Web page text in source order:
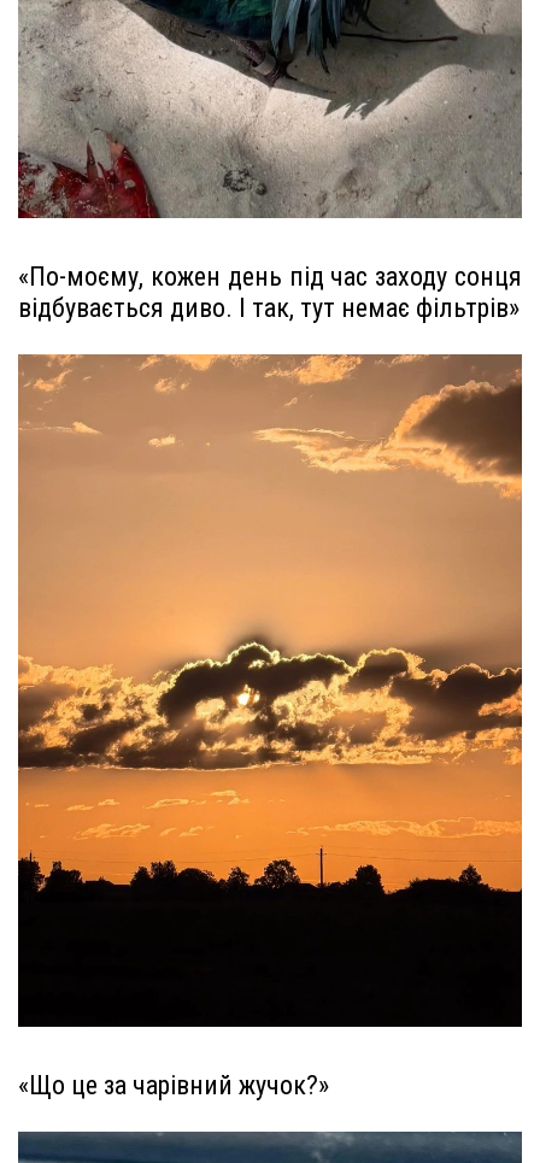
«По-моєму, кожен день під час заходу сонця
відбувається диво. І так, тут немає фільтрів»
«Що це за чарівний жучок?»